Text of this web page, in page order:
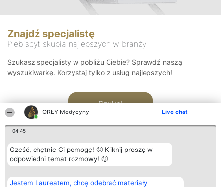
ORŁY Medycyny Live chat
04:45
Cześć, chętnie Ci pomogę! 🙂 Kliknij proszę w
odpowiedni temat rozmowy! 🙂
Jestem Laureatem, chcę odebrać materiały
Znajdź specjalistę
Plebiscyt skupia najlepszych w branży
Szukasz specjalisty w pobliżu Ciebie? Sprawdź naszą
wyszukiwarkę. Korzystaj tylko z usług najlepszych!
Szukaj
Organizator plebiscytu
Bright Side Solutions sp. z o.
Plebiscyt
Laureaci
Kontakt
Kontakt